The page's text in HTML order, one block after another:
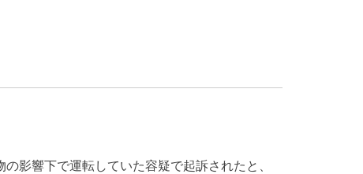
影響下で運転していた容疑で起訴されたと、